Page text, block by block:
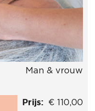
Man & vrouw
Prijs: € 110,00